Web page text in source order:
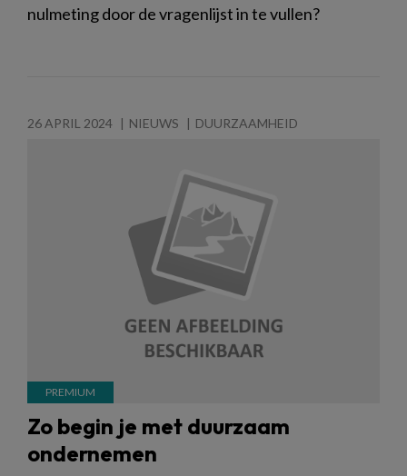
nulmeting door de vragenlijst in te vullen?
26 APRIL 2024 NIEUWS DUURZAAMHEID
Zo begin je met duurzaam
ondernemen